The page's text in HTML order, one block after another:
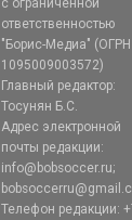
с ограниченной
ответственностью
"Борис-Медиа" (ОГРН
1095009003572)
Главный редактор:
Тосунян Б.С.
Адрес электронной
почты редакции:
info@bobsoccer.ru;
Телефон редакции: